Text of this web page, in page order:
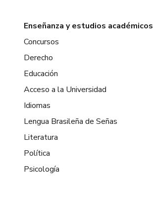
Enseñanza y estudios académicos
Concursos
Derecho
Educación
Acceso a la Universidad
Idiomas
Lengua Brasileña de Señas
Literatura
Política
Psicología